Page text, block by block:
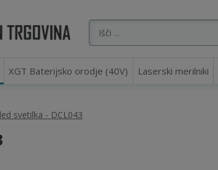
XGT Baterijsko orodje (40V) Laserski merilniki
svetilka - DCL043